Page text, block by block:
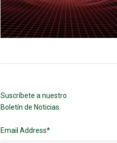
Suscríbete a nuestro
Boletín de Noticias.
Email Address*